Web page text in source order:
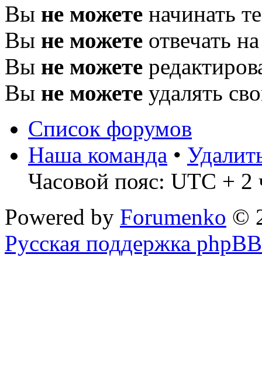
Вы не можете начинать
Вы не можете отвечать
Вы не можете
Вы не можете удалять
Список форумов
Наша команда •
Часовой пояс: UTC + 2
Powered by Forumenko ©
Русская поддержка phpBB